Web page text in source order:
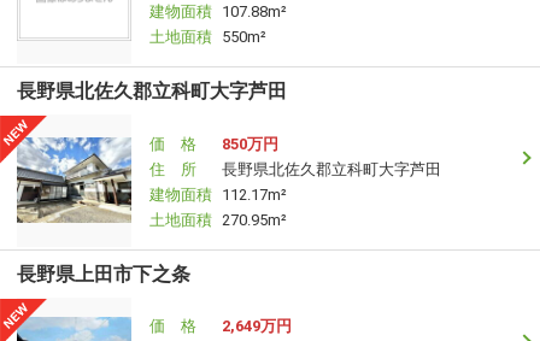
建物面積 107.88m²
土地面積 550m²
長野県北佐久郡立科町大字芦田
価 格
850万円
住 所
長野県北佐久郡立科町大字芦田
建物面積 112.17m²
土地面積 270.95m²
長野県上田市下之条
価 格
2,649万円